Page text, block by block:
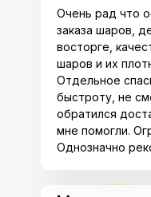
Очень рад что
заказа шаров,
восторге,
шаров и их
Отдельное
быстроту, не
обратился
мне помогли.
Однозначно